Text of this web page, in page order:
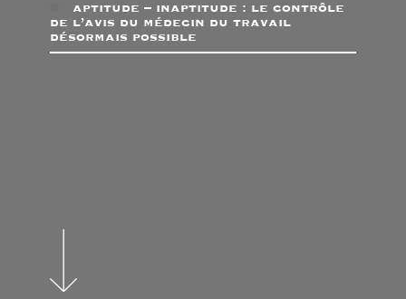
aptitude – inaptitude : le contrôle
de l’avis du médecin du travail
désormais possible